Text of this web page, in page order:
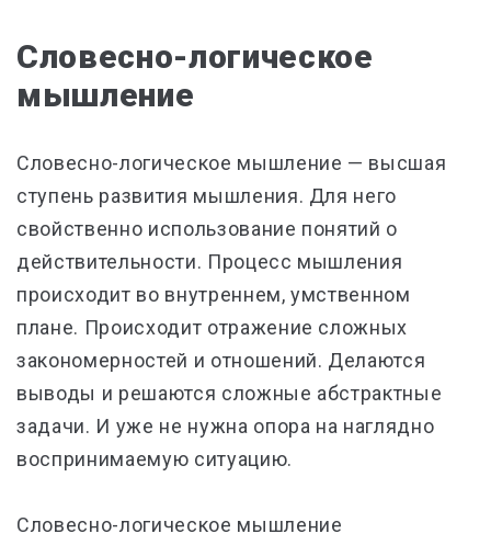
Словесно-логическое
мышление
Словесно-логическое мышление — высшая
ступень развития мышления. Для него
свойственно использование понятий о
действительности. Процесс мышления
происходит во внутреннем, умственном
плане. Происходит отражение сложных
закономерностей и отношений. Делаются
выводы и решаются сложные абстрактные
задачи. И уже не нужна опора на наглядно
воспринимаемую ситуацию.
Словесно-логическое мышление